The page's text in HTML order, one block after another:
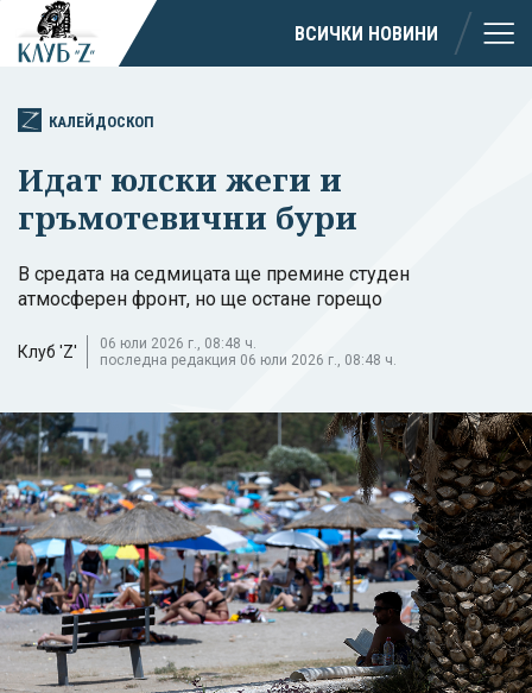
ВСИЧКИ НОВИНИ
КАЛЕЙДОСКОП
Идат юлски жеги и
гръмотевични бури
В средата на седмицата ще премине студен
атмосферен фронт, но ще остане горещо
Клуб 'Z'
06 юли 2026 г., 08:48 ч.
последна редакция 06 юли 2026 г., 08:48 ч.